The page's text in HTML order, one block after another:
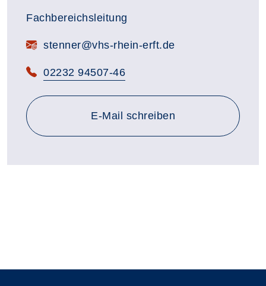
Fachbereichsleitung
E-Mail:stenner@vhs-rhein-erft.de
Telefon:
02232 94507-46
E-Mail schreiben